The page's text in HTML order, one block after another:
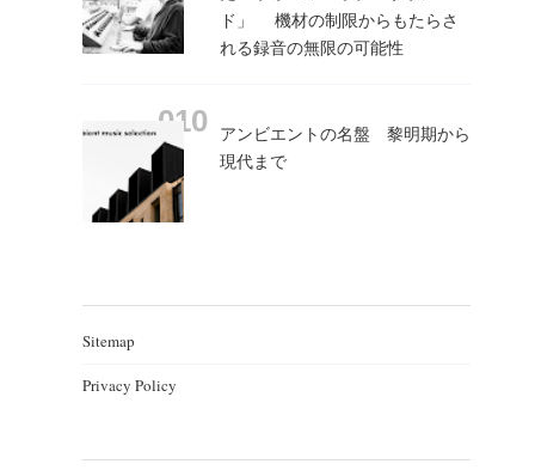
ド」 機材の制限からもたらさ
れる録音の無限の可能性
アンビエントの名盤 黎明期から
現代まで
Sitemap
Privacy Policy